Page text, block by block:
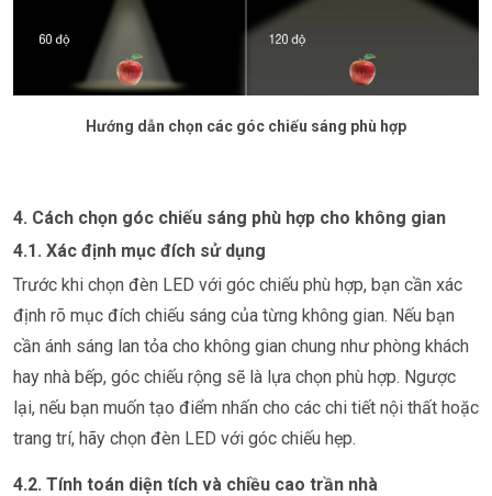
Hướng dẫn chọn các góc chiếu sáng phù hợp
4. Cách chọn góc chiếu sáng phù hợp cho không gian
4.1. Xác định mục đích sử dụng
Trước khi chọn đèn LED với góc chiếu phù hợp, bạn cần xác
định rõ mục đích chiếu sáng của từng không gian. Nếu bạn
cần ánh sáng lan tỏa cho không gian chung như phòng khách
hay nhà bếp, góc chiếu rộng sẽ là lựa chọn phù hợp. Ngược
lại, nếu bạn muốn tạo điểm nhấn cho các chi tiết nội thất hoặc
trang trí, hãy chọn đèn LED với góc chiếu hẹp.
4.2. Tính toán diện tích và chiều cao trần nhà